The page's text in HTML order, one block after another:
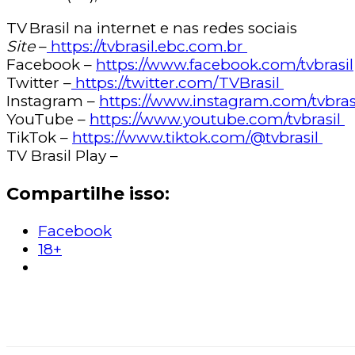
TV Brasil na internet e nas redes sociais
Site– https://tvbrasil.ebc.com.br
Facebook – https://www.facebook.com/tvbrasil
Twitter – https://twitter.com/TVBrasil
Instagram – https://www.instagram.com/
YouTube – https://www.youtube.com/tvbrasil
TikTok – https://www.tiktok.com/@tvbrasil
TV Brasil Play –
Compartilhe isso:
Facebook
18+